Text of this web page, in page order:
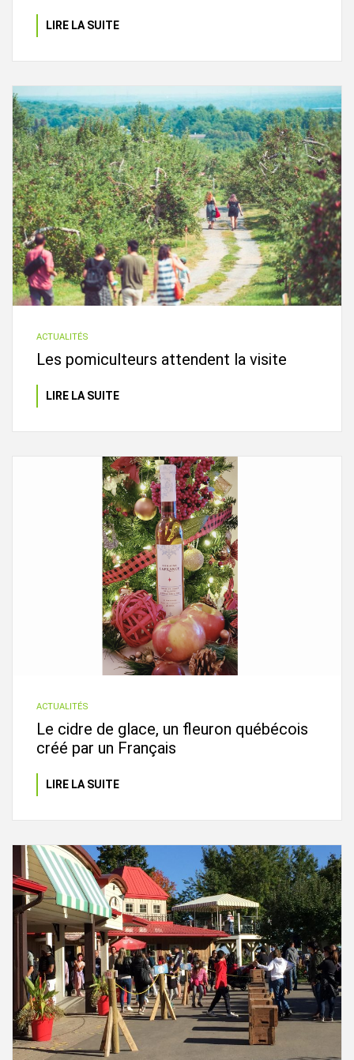
LIRE LA SUITE
ACTUALITÉS
Les pomiculteurs attendent la visite
LIRE LA SUITE
ACTUALITÉS
Le cidre de glace, un fleuron québécois
créé par un Français
LIRE LA SUITE